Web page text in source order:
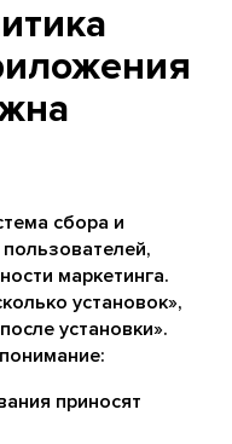
сбора и
маркетинга.
установок»,
установки».
приносят